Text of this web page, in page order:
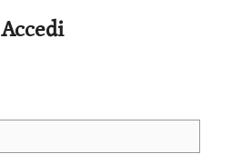
Accedi